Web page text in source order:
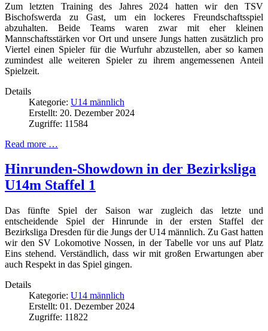
Zum letzten Training des Jahres 2024 hatten wir den TSV
Bischofswerda zu Gast, um ein lockeres Freundschaftsspiel
abzuhalten. Beide Teams waren zwar mit eher kleinen
Mannschaftsstärken vor Ort und unsere Jungs hatten zusätzlich pro
Viertel einen Spieler für die Wurfuhr abzustellen, aber so kamen
zumindest alle weiteren Spieler zu ihrem angemessenen Anteil
Spielzeit.
Details
Kategorie: U14 männlich
Erstellt: 20. Dezember 2024
Zugriffe: 11584
Read more …
Hinrunden-Showdown in der Bezirksliga
U14m Staffel 1
Das fünfte Spiel der Saison war zugleich das letzte und
entscheidende Spiel der Hinrunde in der ersten Staffel der
Bezirksliga Dresden für die Jungs der U14 männlich. Zu Gast hatten
wir den SV Lokomotive Nossen, in der Tabelle vor uns auf Platz
Eins stehend. Verständlich, dass wir mit großen Erwartungen aber
auch Respekt in das Spiel gingen.
Details
Kategorie: U14 männlich
Erstellt: 01. Dezember 2024
Zugriffe: 11822